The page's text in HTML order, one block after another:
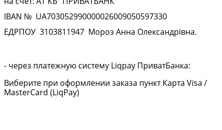
IBAN № UA703052990000026009050597330
ЕДРПОУ 3103811947 Мороз Анна Олександрівна.
- через платежную систему Liqpay ПриватБанка:
Виберите при оформлении заказа пункт Карта Visa /
MasterCard (LiqPay)